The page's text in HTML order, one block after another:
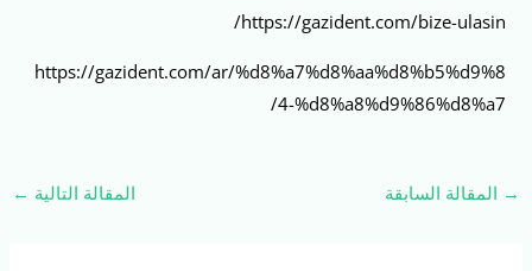
https://gazident.com/bize-ulasin/
https://gazident.com/ar/%d8%a7%d8%aa%d8%b5%d9%8
4-%d8%a8%d9%86%d8%a7/
→ المقالة السابقة المقالة التالية ←